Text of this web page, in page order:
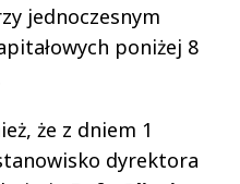
jednoczesnym
poniżej 8
że z dniem 1
dyrektora